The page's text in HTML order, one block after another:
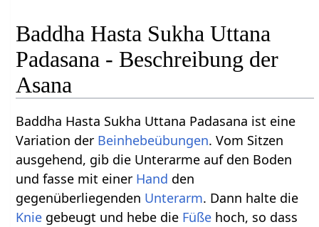
Baddha Hasta Sukha Uttana
Padasana - Beschreibung der
Asana
Baddha Hasta Sukha Uttana Padasana ist eine
Variation der Beinhebeübungen. Vom Sitzen
ausgehend, gib die Unterarme auf den Boden
und fasse mit einer Hand den
gegenüberliegenden Unterarm. Dann halte die
Knie gebeugt und hebe die Füße hoch, so dass